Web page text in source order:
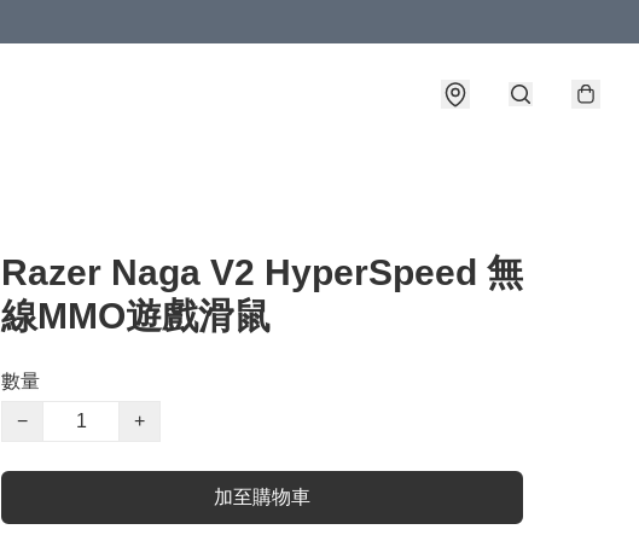
Razer Naga V2 HyperSpeed 無
線MMO遊戲滑鼠
數量
−
+
加至購物車